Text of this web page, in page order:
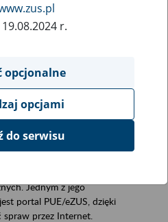
ZUS eZUS
Jednym z jego
portal PUE/eZUS, dzięki
spraw przez Internet.
r.
opcjonalne
opcjami
do serwisu